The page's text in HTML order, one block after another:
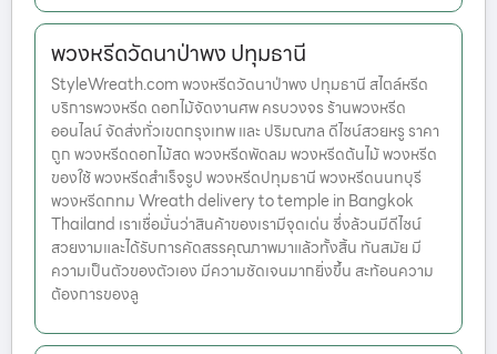
พวงหรีดวัดนาป่าพง ปทุมธานี
StyleWreath.com พวงหรีดวัดนาป่าพง ปทุมธานี สไตล์หรีด
บริการพวงหรีด ดอกไม้จัดงานศพ ครบวงจร ร้านพวงหรีด
ออนไลน์ จัดส่งทั่วเขตกรุงเทพ และ ปริมณฑล ดีไซน์สวยหรู ราคา
ถูก พวงหรีดดอกไม้สด พวงหรีดพัดลม พวงหรีดต้นไม้ พวงหรีด
ของใช้ พวงหรีดสำเร็จรูป พวงหรีดปทุมธานี พวงหรีดนนทบุรี
พวงหรีดกทม Wreath delivery to temple in Bangkok
Thailand เราเชื่อมั่นว่าสินค้าของเรามีจุดเด่น ซึ่งล้วนมีดีไซน์
สวยงามและได้รับการคัดสรรคุณภาพมาแล้วทั้งสิ้น ทันสมัย มี
ความเป็นตัวของตัวเอง มีความชัดเจนมากยิ่งขึ้น สะท้อนความ
ต้องการของลู